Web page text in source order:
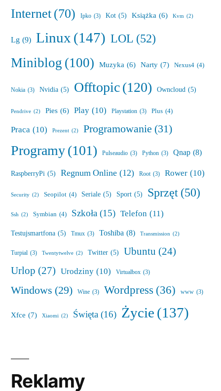
Internet(70) Ipko (3) Kot (5) Książka (6) Kvm (2)
Lg (9) Linux(147) LOL (52)
Miniblog (100) Muzyka (6) Narty (7) Nexus4 (4)
Nokia (3) Nvidia (5) Offtopic(120) Owncloud (5)
Pendrive (2) Pies (6) Play (10) Playstation (3) Plus (4)
Praca (10) Prezent (2) Programowanie (31)
Programy(101) Pulseaudio (3) Python (3) Qnap (8)
RaspberryPi (5) Regnum Online (12) Root (3) Rower (10)
Security (2) Seopilot (4) Seriale (5) Sport (5) Sprzęt(50)
Ssh (2) Symbian (4) Szkoła (15) Telefon (11)
Testujsmartfona (5) Tmux (3) Toshiba (8) Transmission (2)
Turpial (3) Twentytwelve (2) Twitter (5) Ubuntu (24)
Urlop (27) Urodziny (10) Virtualbox (3)
Windows (29) Wine (3) Wordpress (36) www (3)
Xfce (7) Xiaomi (2) Święta (16) Życie(137)
Reklamy